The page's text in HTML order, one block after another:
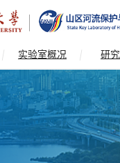
实验室概况 研